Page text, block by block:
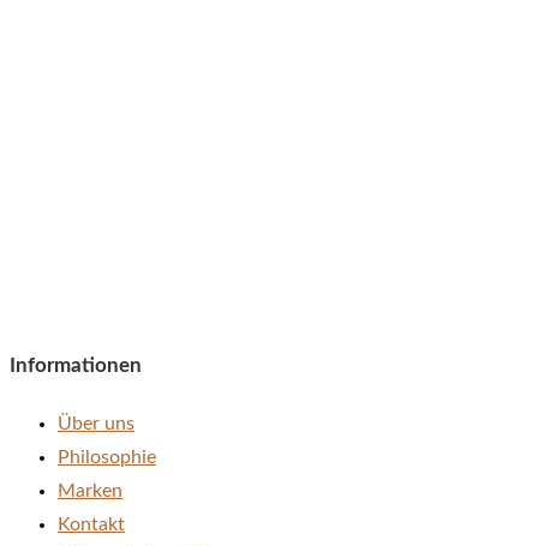
Informationen
Über uns
Philosophie
Marken
Kontakt